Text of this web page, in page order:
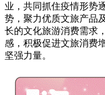
业，共同抓住疫情形势
势，聚力优质文旅产品
长的文化旅游消费需求
感，积极促进文旅消费
坚强力量。